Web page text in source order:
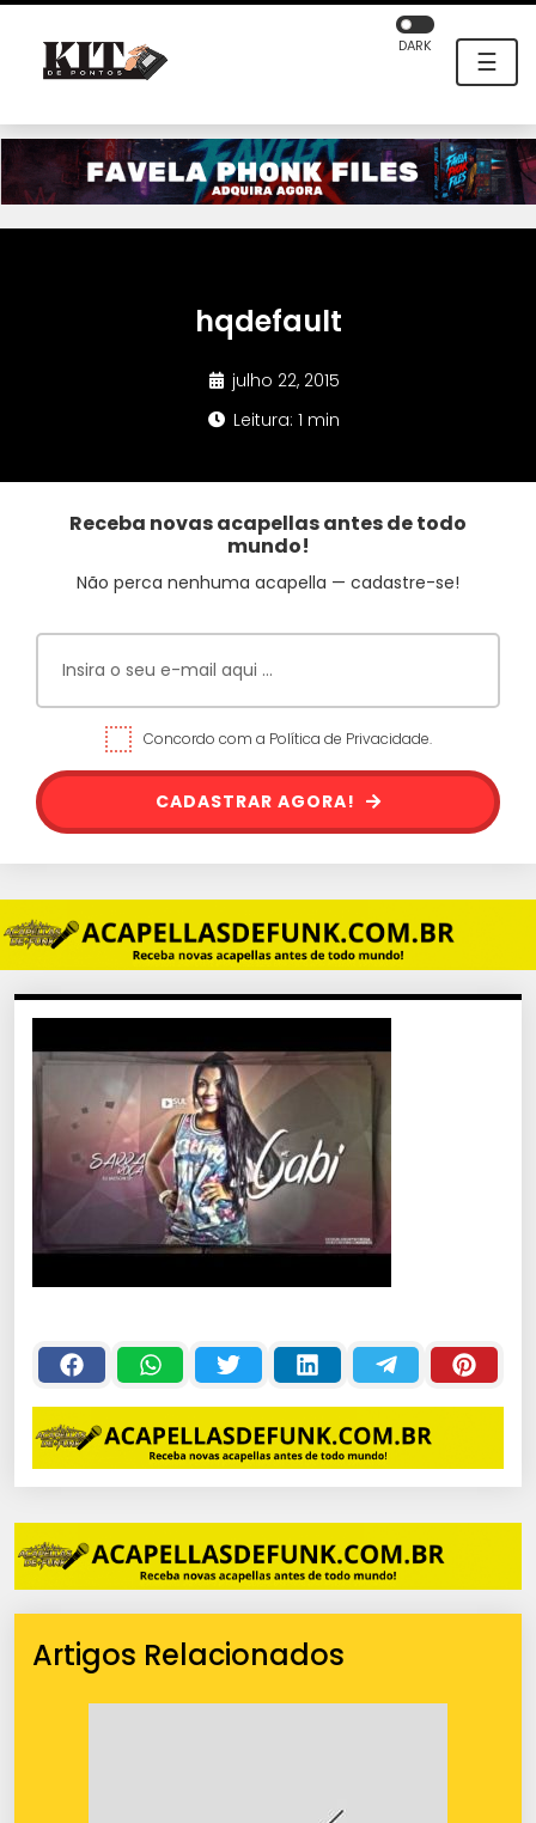
☰
DARK
hqdefault
julho 22, 2015
Leitura: 1 min
Receba novas acapellas antes de todo
mundo!
Não perca nenhuma acapella — cadastre-se!
Concordo com a Política de Privacidade.
CADASTRAR AGORA!
Artigos Relacionados